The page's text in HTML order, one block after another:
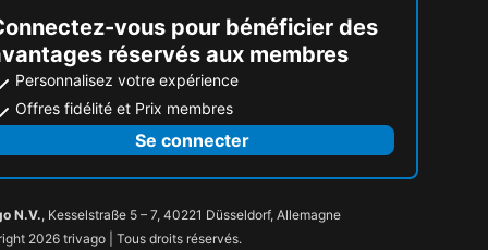
vous pour bénéficier des
réservés aux membres
Personnalisez votre expérience
Offres fidélité et Prix membres
Se connecter
N.V., Kesselstraße 5 – 7, 40221 Düsseldorf, Allemagne
2026 trivago | Tous droits réservés.